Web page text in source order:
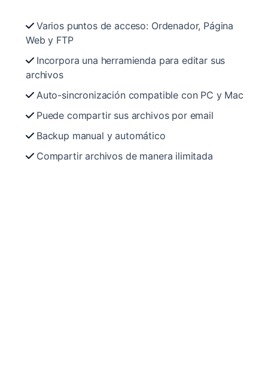
Varios puntos de acceso: Ordenador, Página
Web y FTP
Incorpora una herramienda para editar sus
archivos
Auto-sincronización compatible con PC y Mac
Puede compartir sus archivos por email
Backup manual y automático
Compartir archivos de manera ilimitada